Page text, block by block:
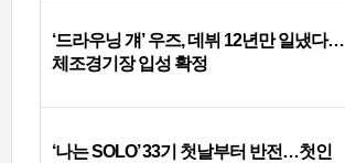
‘드라우닝 걔’ 우즈, 데뷔 12년만 일냈다…
체조경기장 입성 확정
‘나는 SOLO’ 33기 첫날부터 반전…첫인